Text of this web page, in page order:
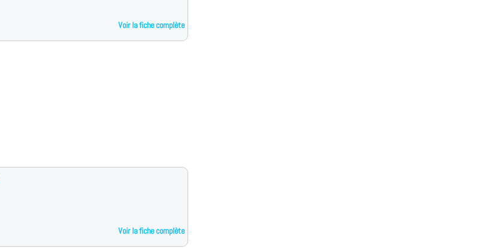
Voir la fiche complète
Voir la fiche complète